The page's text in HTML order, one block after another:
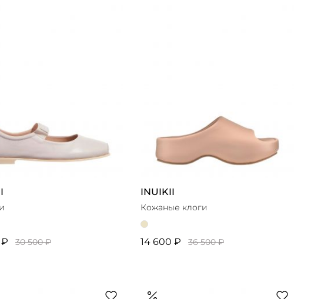
₽ 30 500 ₽
INUIKII
Кожаные клоги
14 600 ₽ 36 500 ₽